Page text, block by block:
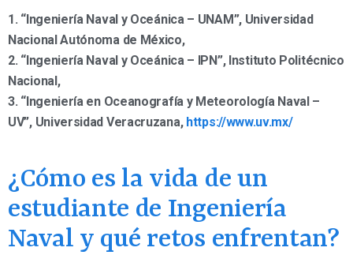
1. “Ingeniería Naval y Oceánica – UNAM”, Universidad
Nacional Autónoma de México,
2. “Ingeniería Naval y Oceánica – IPN”, Instituto Politécnico
Nacional,
3. “Ingeniería en Oceanografía y Meteorología Naval –
UV”, Universidad Veracruzana, https://www.uv.mx/
¿Cómo es la vida de un
estudiante de Ingeniería
Naval y qué retos enfrentan?